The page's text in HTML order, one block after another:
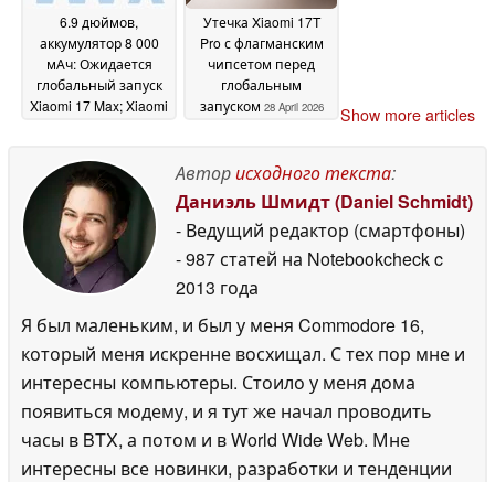
6.9 дюймов,
аккумулятор 8 000
мАч: Ожидается
глобальный запуск
Xiaomi 17 Max; Xiaomi
мае 14 May 2026
Утечка Xiaomi 17T
Pro с флагманским
чипсетом перед
глобальным
запуском 28 April 2026 Show more articles
Авторисходного текста:
Даниэль Шмидт (Daniel Schmidt)
- Ведущий редактор (смартфоны)
- 987 статей на Notebookcheckc
2013 года
Я был маленьким, и был у меня Commodore 16,
который меня искренне восхищал. С тех пор мне и
интересны компьютеры. Стоило у меня дома
появиться модему, и я тут же начал проводить
часы в BTX, а потом и в World Wide Web. Мне
интересны все новинки, разработки и тенденции